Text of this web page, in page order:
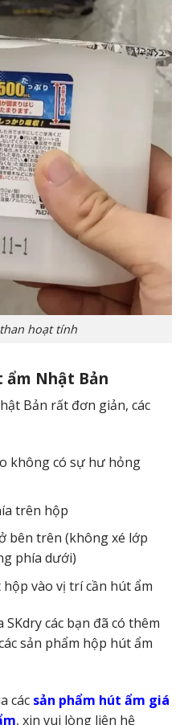
hoạt tính
ẩm Nhật Bản
Bản rất đơn giản, các
không có sự hư hỏng
trên hộp
bên trên (không xé lớp
phía dưới)
vào vị trí cần hút ẩm
các bạn đã có thêm
sản phẩm hộp hút ẩm
các sản phẩm hút ẩm giá
, xin vui lòng liên hệ